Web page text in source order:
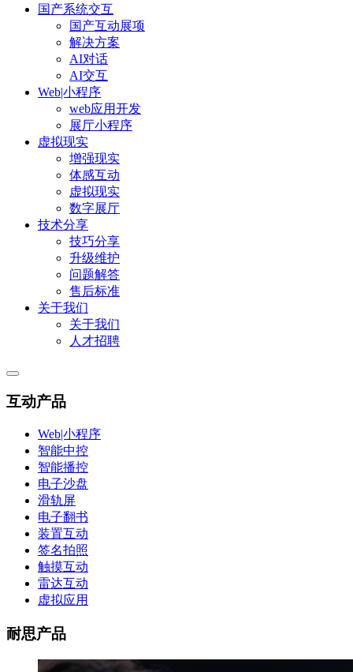
国产系统交互
国产互动展项
解决方案
AI对话
AI交互
Web|小程序
web应用开发
展厅小程序
虚拟现实
增强现实
体感互动
虚拟现实
数字展厅
技术分享
技巧分享
升级维护
问题解答
售后标准
关于我们
关于我们
人才招聘
互动产品
Web|小程序
智能中控
智能播控
电子沙盘
滑轨屏
电子翻书
装置互动
签名拍照
触摸互动
雷达互动
虚拟应用
耐思产品